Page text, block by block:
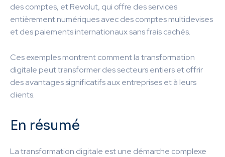
des comptes, et Revolut, qui offre des services
entièrement numériques avec des comptes multidevises
et des paiements internationaux sans frais cachés.
Ces exemples montrent comment la transformation
digitale peut transformer des secteurs entiers et offrir
des avantages significatifs aux entreprises et à leurs
clients.
En résumé
La transformation digitale est une démarche complexe